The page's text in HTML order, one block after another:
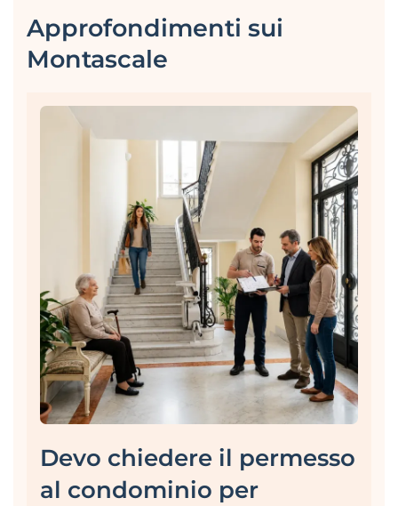
Approfondimenti sui
Montascale
Devo chiedere il permesso
al condominio per